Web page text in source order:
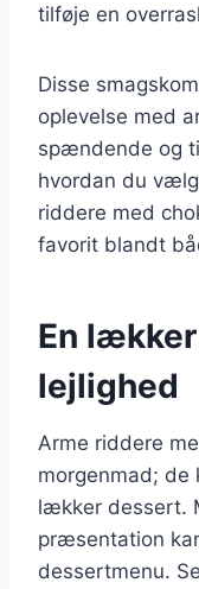
tilføje en
Disse
oplevelse med
spændende og
hvordan du
riddere med
favorit blandt
En
lejlighed
Arme riddere
morgenmad; de
lækker dessert.
præsentation
dessertmenu.